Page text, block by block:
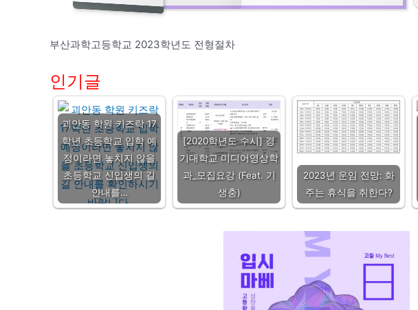
부산과학고등학교 2023학년도 전형절차
인기글
괴안동 학원 키즈락 17
학년 초등학교 입학 예
정이라면 놓치지 않을
초등학교 신입생의 길
안내를…
[2020학년도 수시] 경
기대학교 미디어영상학
과_모집요강 (Feat. 기
생충)
2023년 운임 전망: 화
주는 휴식을 취한다?